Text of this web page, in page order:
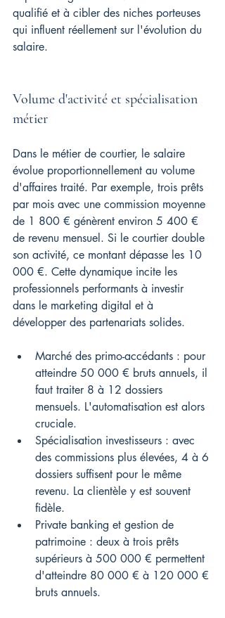
qualifié et à cibler des niches porteuses
qui influent réellement sur l'évolution du
salaire.
Volume d'activité et spécialisation
métier
Dans le métier de courtier, le salaire
évolue proportionnellement au volume
d'affaires traité. Par exemple, trois prêts
par mois avec une commission moyenne
de 1 800 € génèrent environ 5 400 €
de revenu mensuel. Si le courtier double
son activité, ce montant dépasse les 10
000 €. Cette dynamique incite les
professionnels performants à investir
dans le marketing digital et à
développer des partenariats solides.
Marché des primo-accédants : pour
atteindre 50 000 € bruts annuels, il
faut traiter 8 à 12 dossiers
mensuels. L'automatisation est alors
cruciale.
Spécialisation investisseurs : avec
des commissions plus élevées, 4 à 6
dossiers suffisent pour le même
revenu. La clientèle y est souvent
fidèle.
Private banking et gestion de
patrimoine : deux à trois prêts
supérieurs à 500 000 € permettent
d'atteindre 80 000 € à 120 000 €
bruts annuels.